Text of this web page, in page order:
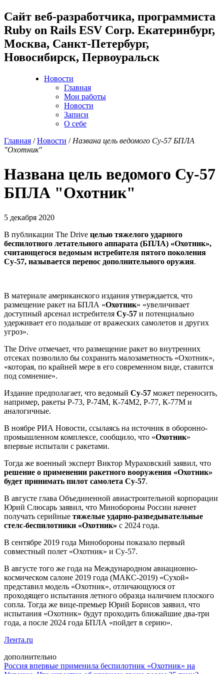
Cайт веб-разработчика, программиста
Ruby on Rails ESV Corp. Екатеринбург,
Москва, Санкт-Петербург,
Новосибирск, Первоуральск
Новости
Главная
Мои работы
Новости
Записи
О себе
Главная /Новости / Названа цель ведомого Су-57 БПЛА
"Охотник"
Названа цель ведомого Су-57
БПЛА "Охотник"
5 декабря 2020
В публикации The Drive целью тяжелого ударного
беспилотного летательного аппарата (БПЛА) «Охотник»,
считающегося ведомым истребителя пятого поколения
Су-57, называется перенос дополнительного оружия.
В материале американского издания утверждается, что
размещение ракет на БПЛА «Охотник» «увеличивает
доступный арсенал истребителя Су-57 и потенциально
удерживает его подальше от вражеских самолетов и других
угроз».
The Drive отмечает, что размещение ракет во внутренних
отсеках позволило бы сохранить малозаметность «Охотник»,
«которая, по крайней мере в его современном виде, ставится
под сомнение».
Издание предполагает, что ведомый Су-57 может переносить,
например, ракеты Р-73, Р-74М, К-74М2, Р-77, К-77М и
аналогичные.
В ноябре РИА Новости, ссылаясь на источник в оборонно-
промышленном комплексе, сообщило, что «Охотник»
впервые испытали с ракетами.
Тогда же военный эксперт Виктор Мураховский заявил, что
решение о применении ракетного вооружения «Охотник»
будет принимать пилот самолета Су-57.
В августе глава Объединенной авиастроительной корпорации
Юрий Слюсарь заявил, что Минобороны России начнет
получать серийные тяжелые ударно-разведывательные
стелс-беспилотники «Охотник» с 2024 года.
В сентябре 2019 года Минобороны показало первый
совместный полет «Охотник» и Су-57.
В августе того же года на Международном авиационно-
космическом салоне 2019 года (МАКС-2019) «Сухой»
представил модель «Охотник», отличающуюся от
проходящего испытания летного образца наличием плоского
сопла. Тогда же вице-премьер Юрий Борисов заявил, что
испытания «Охотник» будут проходить ближайшие два-три
года, а после 2024 года БПЛА «пойдет в серию».
Лента.ru
дополнительно
Россия впервые применила беспилотник «Охотник» на